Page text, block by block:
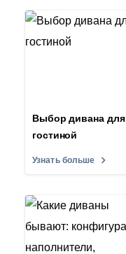
Выбор дивана для
гостиной
Узнать больше